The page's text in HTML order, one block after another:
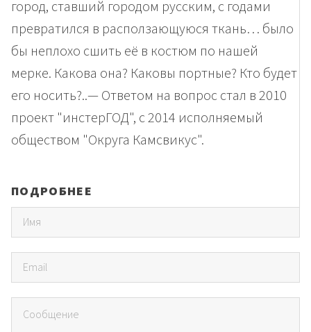
город, ставший городом русским, с годами
превратился в расползающуюся ткань… было
бы неплохо сшить её в костюм по нашей
мерке. Какова она? Каковы портные? Кто будет
его носить?..— Ответом на вопрос стал в 2010
проект "инстерГОД", с 2014 исполняемый
обществом "Округа Камсвикус".
ПОДРОБНЕЕ